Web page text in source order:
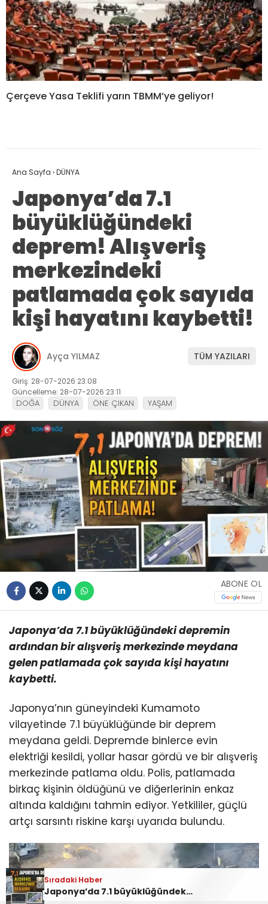
Çerçeve Yasa Teklifi yarın TBMM’ye geliyor!
Sıradaki Haber
Japonya’da 7.1 büyüklüğündeki deprem! Alışveriş merkezindeki patlamada çok sayıda kişi hayatını kaybetti!
Ana Sayfa ›DÜNYA
Japonya’da 7.1
büyüklüğündeki
deprem! Alışveriş
merkezindeki
patlamada çok sayıda
kişi hayatını kaybetti!
Ayça YILMAZ TÜM YAZILARI
Giriş: 28-07-2026 23:08
Güncelleme: 28-07-2026 23:11
DOĞA DÜNYA ÖNE ÇIKAN YAŞAM
ABONE OL
Japonya’da 7.1 büyüklüğündeki depremin
ardından bir alışveriş merkezinde meydana
gelen patlamada çok sayıda kişi hayatını
kaybetti.
Japonya’nın güneyindeki Kumamoto
vilayetinde 7.1 büyüklüğünde bir deprem
meydana geldi. Depremde binlerce evin
elektriği kesildi, yollar hasar gördü ve bir alışveriş
merkezinde patlama oldu. Polis, patlamada
birkaç kişinin öldüğünü ve diğerlerinin enkaz
altında kaldığını tahmin ediyor. Yetkililer, güçlü
artçı sarsıntı riskine karşı uyarıda bulundu.